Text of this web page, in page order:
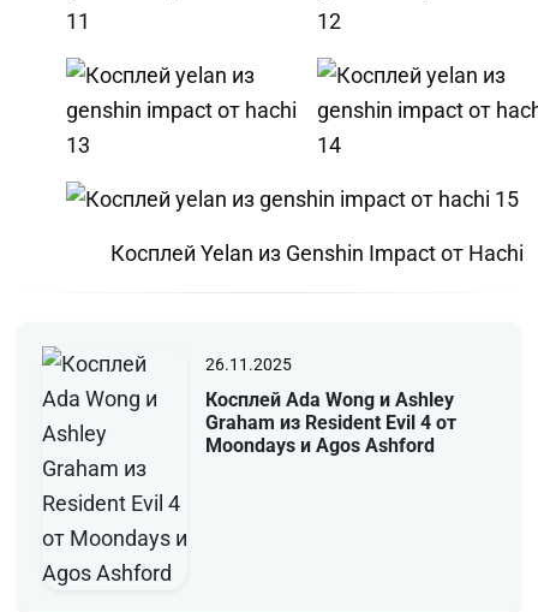
Косплей Yelan из Genshin Impact от Hachi
26.11.2025
Косплей Ada Wong и Ashley
Graham из Resident Evil 4 от
Moondays и Agos Ashford